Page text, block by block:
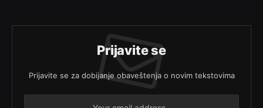
Prijavite se
Prijavite se za dobijanje obaveštenja o novim tekstovima